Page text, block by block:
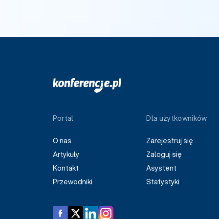
Portal
O nas
Artykuły
Kontakt
Przewodniki
Dla użytkowników
Zarejestruj się
Zaloguj się
Asystent
Statystyki